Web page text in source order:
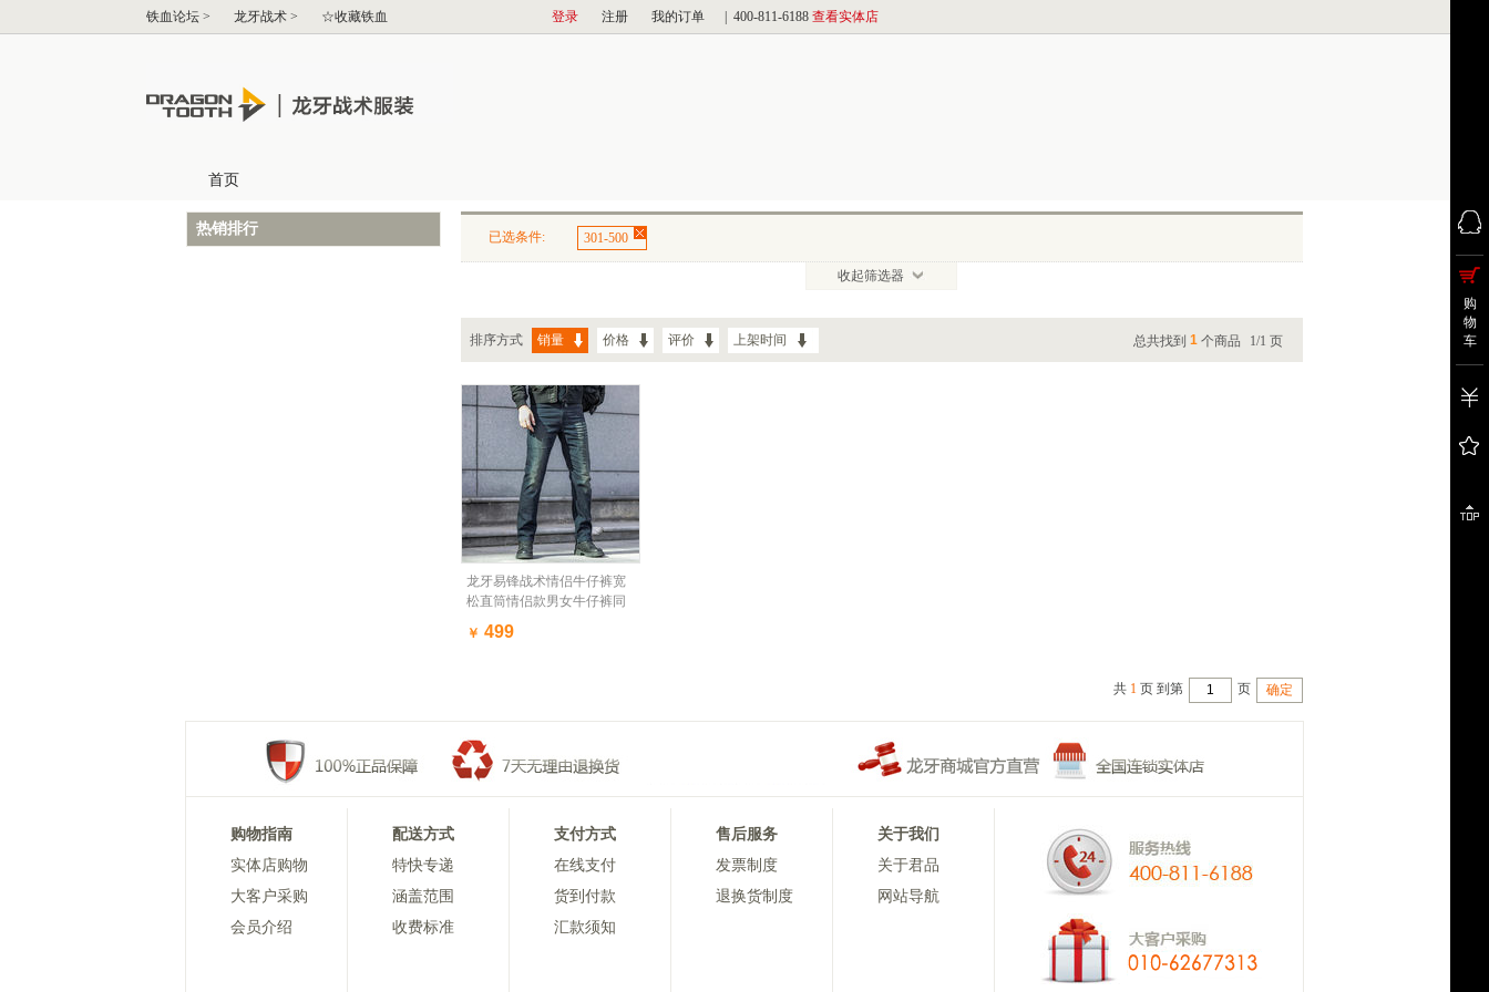
已选条件: 301-500
收起筛选器
排序方式 销量 价格 评价 上架时间 总共找到 1 个商品 1/1 页
龙牙易锋战术情侣牛仔裤宽
松直筒情侣款男女牛仔裤同
款铁血君品行
￥ 499
共 1 页 到第 页
热销排行
购
物
车
购物指南
实体店购物
大客户采购
会员介绍
配送方式
特快专递
涵盖范围
收费标准
支付方式
在线支付
货到付款
汇款须知
售后服务
发票制度
退换货制度
关于我们
关于君品
网站导航